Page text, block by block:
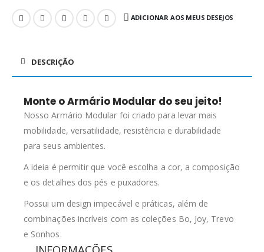
ADICIONAR AOS MEUS DESEJOS
DESCRIÇÃO
Monte o Armário Modular do seu jeito!
Nosso Armário Modular foi criado para levar mais
mobilidade, versatilidade, resistência e durabilidade
para seus ambientes.
A ideia é permitir que você escolha a cor, a composição
e os detalhes dos pés e puxadores.
Possui um design impecável e práticas, além de
combinações incríveis com as coleções Bo, Joy, Trevo
e Sonhos.